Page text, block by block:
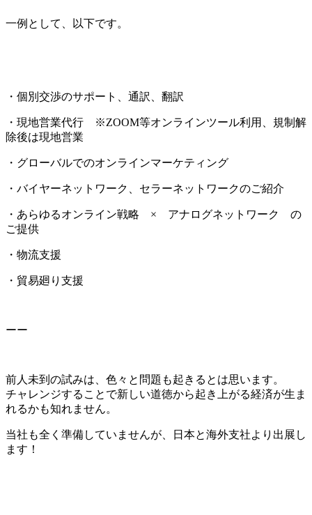
一例として、以下です。
・個別交渉のサポート、通訳、翻訳
・現地営業代行 ※ZOOM等オンラインツール利用、規制解
除後は現地営業
・グローバルでのオンラインマーケティング
・バイヤーネットワーク、セラーネットワークのご紹介
・あらゆるオンライン戦略 × アナログネットワーク の
ご提供
・物流支援
・貿易廻り支援
ーー
前人未到の試みは、色々と問題も起きるとは思います。
チャレンジすることで新しい道徳から起き上がる経済が生ま
れるかも知れません。
当社も全く準備していませんが、日本と海外支社より出展し
ます！